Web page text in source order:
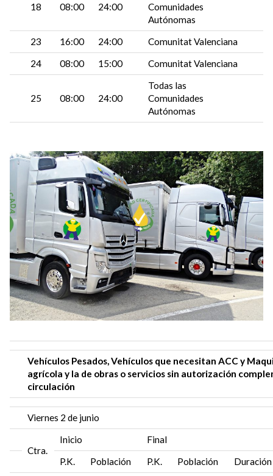
18 08:00 24:00
Comunidades
Autónomas
23
16:00 24:00
Comunitat Valenciana
24
08:00 15:00 Comunitat Valenciana
25 08:00 24:00
Todas las
Comunidades
Autónomas
Vehículos Pesados, Vehículos que necesitan ACC y
agrícola y la de obras o servicios sin autorización
circulación
Viernes 2 de junio
Ctra.
Inicio
Final
P.K.
Población P.K. Población Duración